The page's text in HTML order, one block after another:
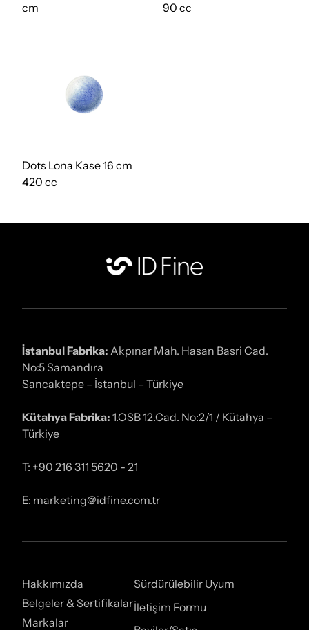
cm
90 cc
Dots Lona Kase 16 cm
420 cc
İstanbul Fabrika: Akpınar Mah. Hasan Basri Cad.
No:5 Samandıra
Sancaktepe – İstanbul – Türkiye
Kütahya Fabrika: 1.OSB 12.Cad. No:2/1 / Kütahya –
Türkiye
T: +90 216 311 5620 - 21
E: marketing@idfine.com.tr
Hakkımızda
Belgeler & Sertifikalar
Markalar
Sürdürülebilir Uyum
İletişim Formu